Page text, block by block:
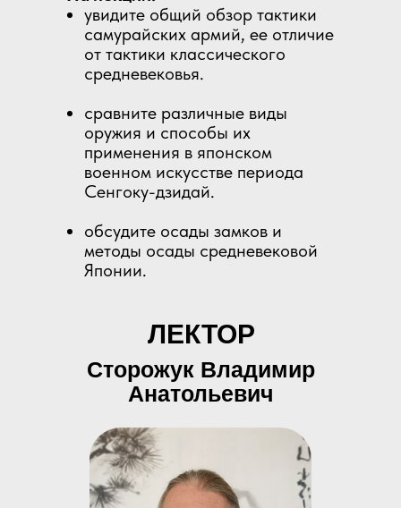
увидите общий обзор тактики
самурайских армий, ее отличие
от тактики классического
средневековья.
сравните различные виды
оружия и способы их
применения в японском
военном искусстве периода
Сенгоку-дзидай.
обсудите осады замков и
методы осады средневековой
Японии.
ЛЕКТОР
Сторожук Владимир
Анатольевич